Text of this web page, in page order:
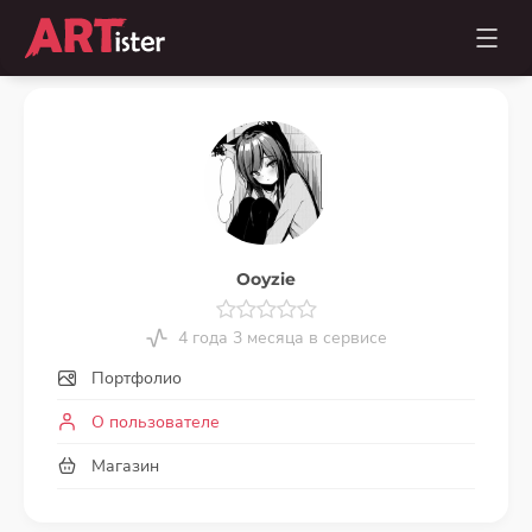
Ooyzie
4 года 3 месяца в сервисе
Портфолио
О пользователе
Магазин